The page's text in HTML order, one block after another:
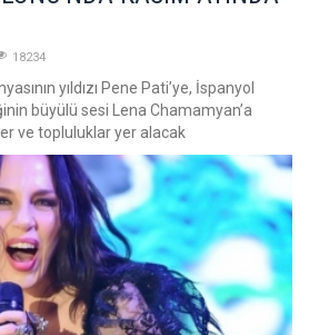
18234
yıldızı Pene Pati’ye, İspanyol
büyülü sesi Lena Chamamyan’a
ve topluluklar yer alacak